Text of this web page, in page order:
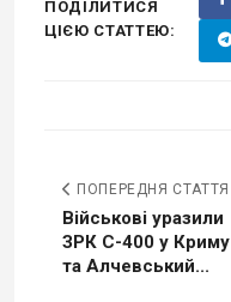
ПОДІЛИТИСЯ
ЦІЄЮ СТАТТЕЮ:
ПОПЕРЕДНЯ СТАТТЯ
Військові уразили
ЗРК С-400 у Криму
та Алчевський...